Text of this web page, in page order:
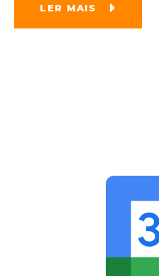
LER MAIS